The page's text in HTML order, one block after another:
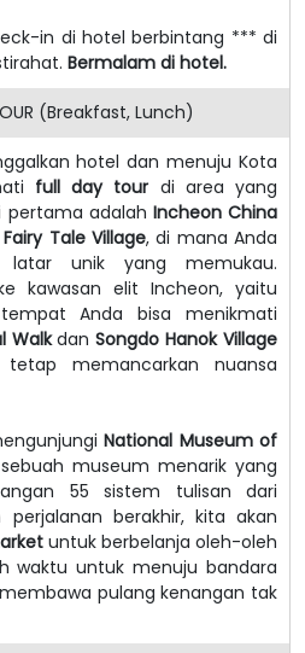
in di hotel berbintang *** di
Bermalam di hotel.
(Breakfast, Lunch)
hotel dan menuju Kota
full day tour di area yang
pertama adalah Incheon China
Tale Village, di mana Anda
unik yang memukau.
kawasan elit Incheon, yaitu
Anda bisa menikmati
WalkdanSongdo Hanok Village
memancarkan nuansa
National Museum of
museum menarik yang
55 sistem tulisan dari
perjalanan berakhir, kita akan
untuk berbelanja oleh-oleh
waktu untuk menuju bandara
pulang kenangan tak